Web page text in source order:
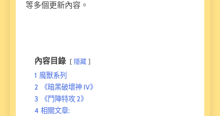
等多個更新內容。
內容目錄 隱藏
1 魔獸系列
2
《暗黑破壞神 IV》
3
《鬥陣特攻 2》
4 相關文章: